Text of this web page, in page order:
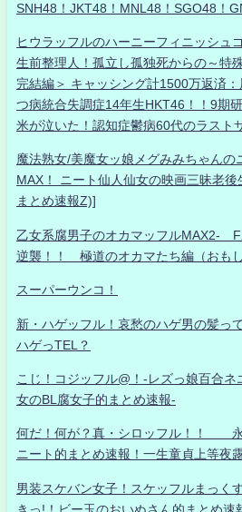
SNH48！JKT48！MNL48！SGO48！
ヒウラッフルのハーニーフィニッシュ
生前整理人！孤立し孤独死からの～特
完結編＞ キャッシング計1500万返済
つ病統合失調症14年生HKT46！！9期
米が泣いた！認知症鬱病60代のラスト
魔法熟女/美魔女ッ娘メグみみちゃんの
MAX！ ニート仙人仙女の映画三昧老
まとめ速報Z)]
乙女系腐男子のオカマッフルMAX2-
逆襲！！ 極道のオカマたち編（おもし
スーパーウンコ！
新・ハゲッフル！哀愁のハゲ男の髪っ
ハゲっTEL？
こじ！コジッフル@！-レズっ娘百合
女のBL腐女子的まとめ速報-
何だ！何が？真・シロッフル！！
ニート的まとめ速報！一生童貞上等夜
男装スケバン女子！スケッフルまっく
きっ!！ビー玉のおいぬさん的まとめ